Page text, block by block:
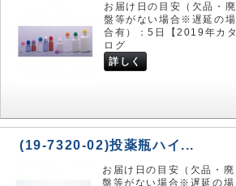
お届け日の目安（欠品・廃
盤等がない場合※遅延の場
合有）：5日【2019年カタ
ログ
詳しく
(19-7320-02)投薬瓶ハイ...
お届け日の目安（欠品・廃
盤等がない場合※遅延の場